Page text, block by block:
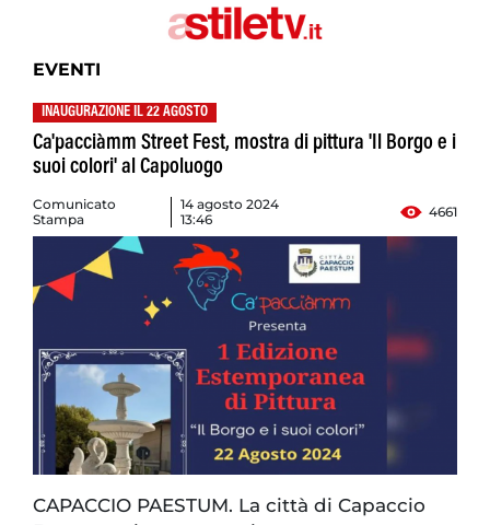
EVENTI
INAUGURAZIONE IL 22 AGOSTO
Ca'pacciàmm Street Fest, mostra di pittura 'Il Borgo e i
suoi colori' al Capoluogo
Comunicato
Stampa
14 agosto 2024
13:46
4661
CAPACCIO PAESTUM. La città di Capaccio